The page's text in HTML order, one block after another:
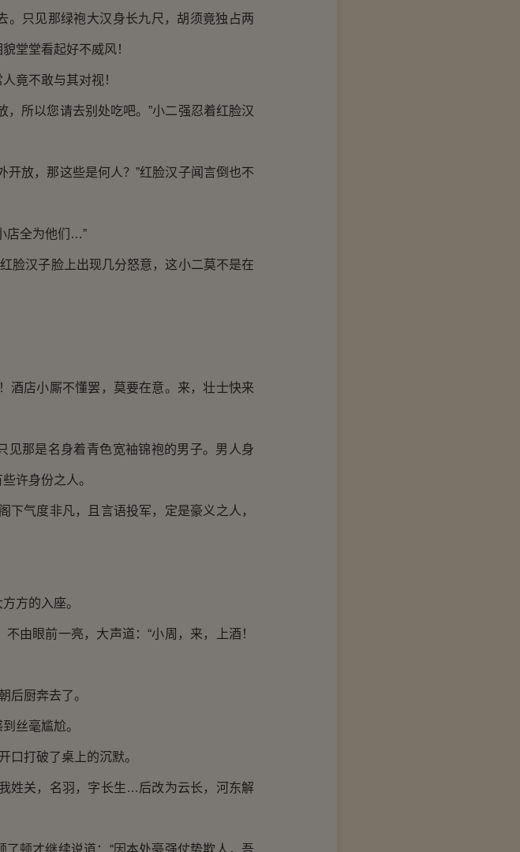
只见那绿袍大汉身长九尺，胡须竟独占两
堂堂看起好不威风！
竟不敢与其对视！
所以您请去别处吃吧。”小二强忍着红脸汉
放，那这些是何人？”红脸汉子闻言倒也不
店全为他们…”
汉子脸上出现几分怒意，这小二莫不是在
店小厮不懂罢，莫要在意。来，壮士快来
那是名身着青色宽袖锦袍的男子。男人身
许身份之人。
气度非凡，且言语投军，定是豪义之人，
方的入座。
眼前一亮，大声道：“小周，来，上酒！
厨奔去了。
丝毫尴尬。
打破了桌上的沉默。
关，名羽，字长生…后改为云长，河东解
顿才继续说道：“因本处豪强仗势欺人，吾